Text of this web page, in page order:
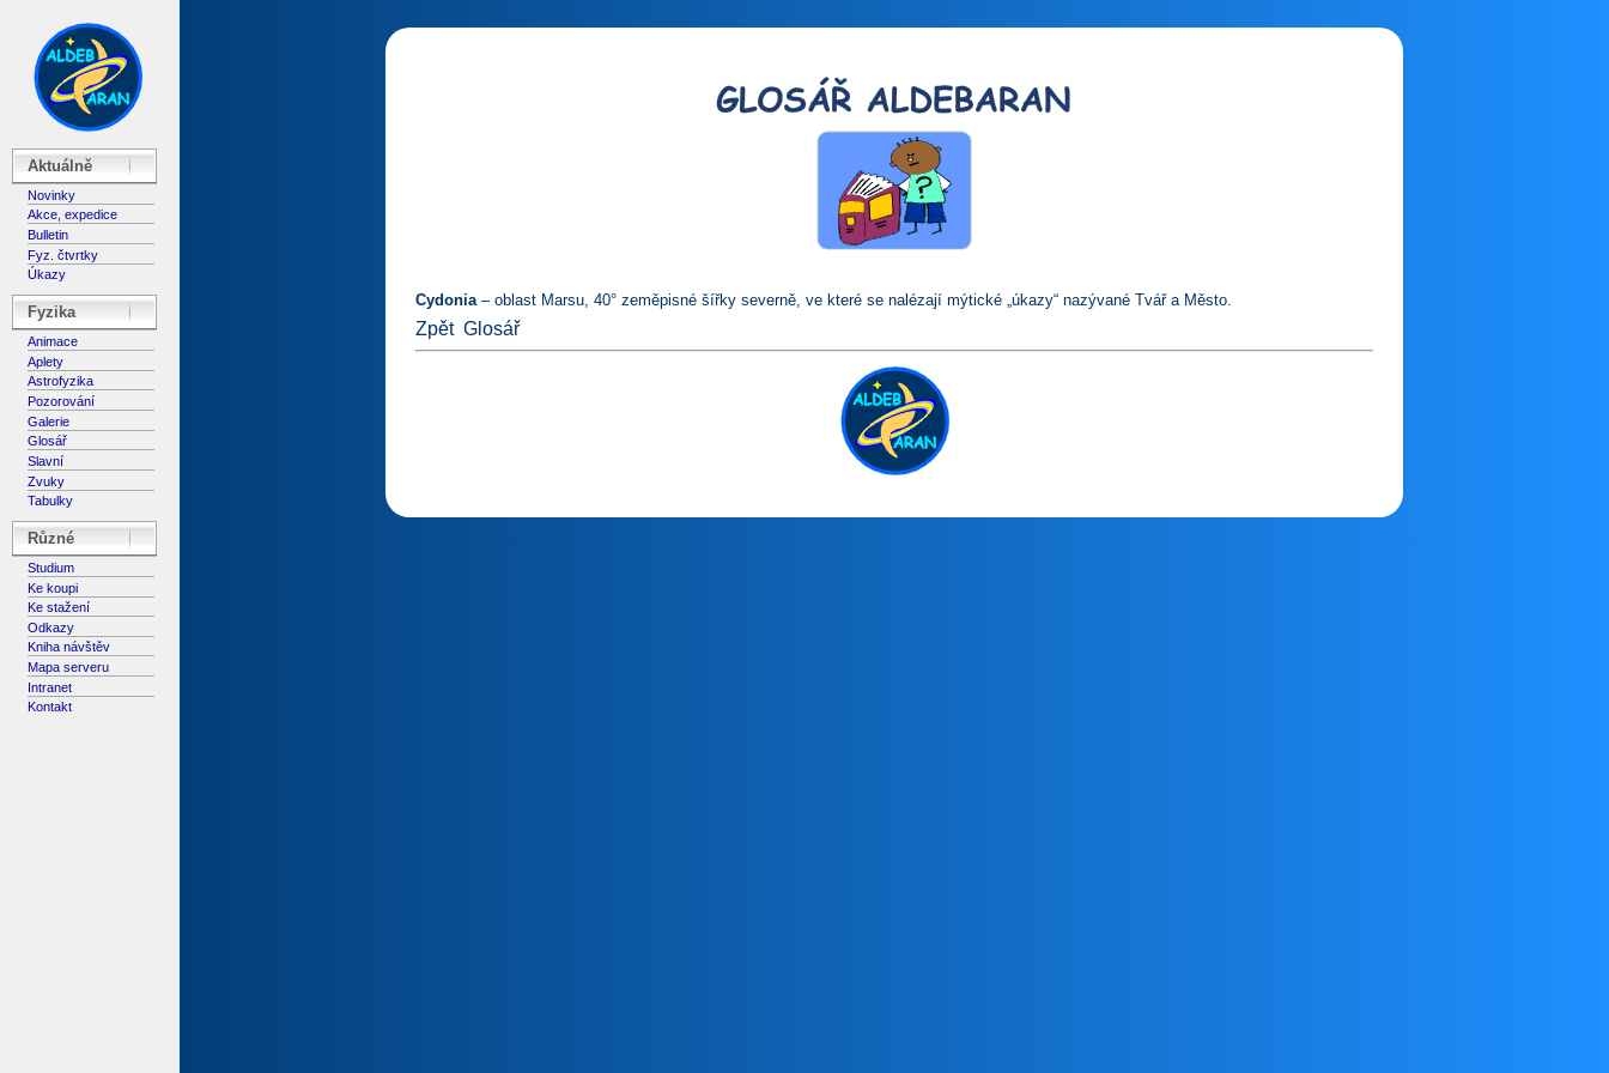
Aktuálně
Novinky
Akce, expedice
Bulletin
Fyz. čtvrtky
Úkazy
Fyzika
Animace
Aplety
Astrofyzika
Pozorování
Galerie
Glosář
Slavní
Zvuky
Tabulky
Různé
Studium
Ke koupi
Ke stažení
Odkazy
Kniha návštěv
Mapa serveru
Intranet
Kontakt
Cydonia – oblast Marsu, 40° zeměpisné šířky severně, ve které se nalézají mýtické „úkazy“ nazývané Tvář a Město.
Zpět Glosář